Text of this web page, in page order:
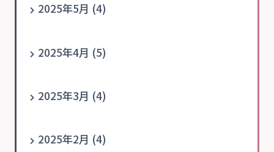
2025年5月 (4)
2025年4月 (5)
2025年3月 (4)
2025年2月 (4)